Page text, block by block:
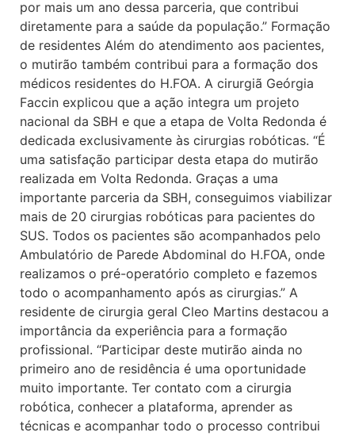
por mais um ano dessa parceria, que contribui
diretamente para a saúde da população.” Formação
de residentes Além do atendimento aos pacientes,
o mutirão também contribui para a formação dos
médicos residentes do H.FOA. A cirurgiã Geórgia
Faccin explicou que a ação integra um projeto
nacional da SBH e que a etapa de Volta Redonda é
dedicada exclusivamente às cirurgias robóticas. “É
uma satisfação participar desta etapa do mutirão
realizada em Volta Redonda. Graças a uma
importante parceria da SBH, conseguimos viabilizar
mais de 20 cirurgias robóticas para pacientes do
SUS. Todos os pacientes são acompanhados pelo
Ambulatório de Parede Abdominal do H.FOA, onde
realizamos o pré-operatório completo e fazemos
todo o acompanhamento após as cirurgias.” A
residente de cirurgia geral Cleo Martins destacou a
importância da experiência para a formação
profissional. “Participar deste mutirão ainda no
primeiro ano de residência é uma oportunidade
muito importante. Ter contato com a cirurgia
robótica, conhecer a plataforma, aprender as
técnicas e acompanhar todo o processo contribui